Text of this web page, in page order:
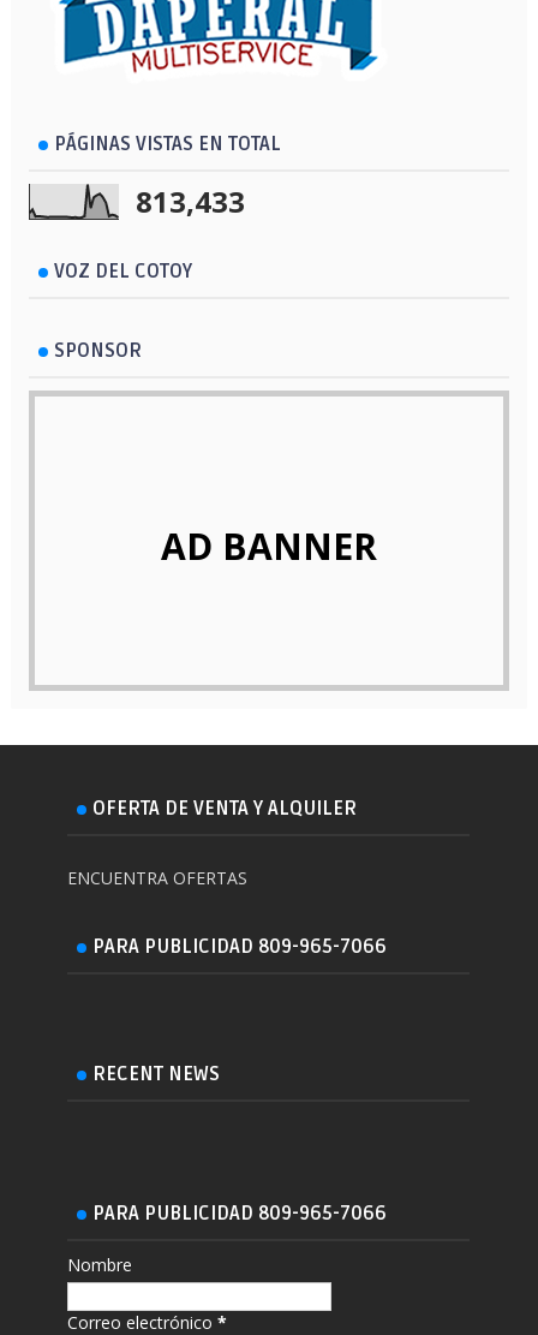
PÁGINAS VISTAS EN TOTAL
813,433
VOZ DEL COTOY
SPONSOR
AD BANNER
OFERTA DE VENTA Y ALQUILER
ENCUENTRA OFERTAS
PARA PUBLICIDAD 809-965-7066
RECENT NEWS
PARA PUBLICIDAD 809-965-7066
Nombre
Correo electrónico*